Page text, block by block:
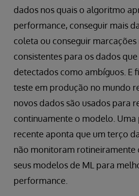
dados nos quais o algoritmo
performance, conseguir mais
coleta ou conseguir marcações
consistentes para os dados
detectados como ambíguos. E
teste em produção no mundo
novos dados são usados para
continuamente o modelo. Uma
recente aponta que um terço
não monitoram rotineiramente
seus modelos de ML para
performance.